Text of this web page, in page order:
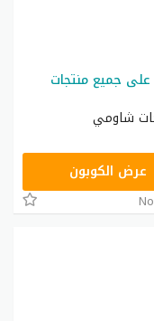
جميع منتجات
شاومي
عرض الكوبون